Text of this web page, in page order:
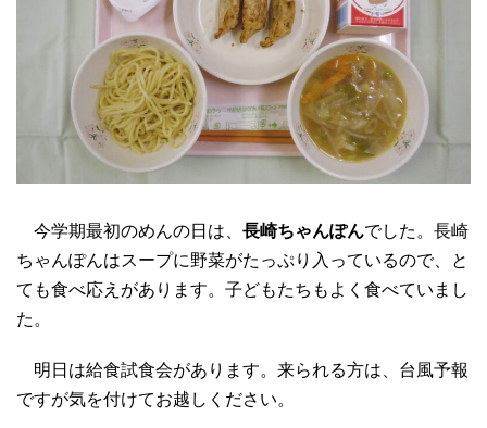
今学期最初のめんの日は、 長崎ちゃんぽんでした。長崎
ちゃんぽんはスープに野菜がたっぷり入っているので、と
ても食べ応えがあります。子どもたちもよく食べていまし
た。
明日は給食試食会があります。来られる方は、台風予報
ですが気を付けてお越しください。